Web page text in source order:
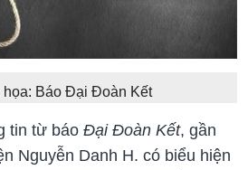
họa: Báo Đại Đoàn Kết
tin từ báo Đại Đoàn Kết, gần
Nguyễn Danh H. có biểu hiện